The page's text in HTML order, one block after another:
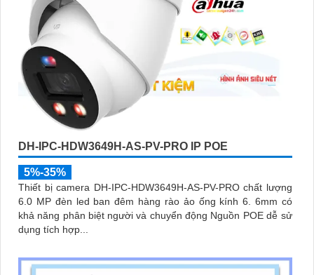
DH-IPC-HDW3649H-AS-PV-PRO IP POE
5%-35%
Thiết bị camera DH-IPC-HDW3649H-AS-PV-PRO chất lượng
6.0 MP đèn led ban đêm hàng rào ảo ống kính 6. 6mm có
khả năng phân biệt người và chuyển động Nguồn POE dễ sử
dụng tích hợp...